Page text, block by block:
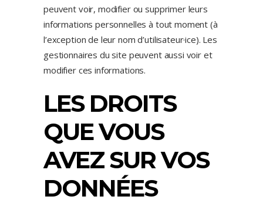
peuvent voir, modifier ou supprimer leurs
informations personnelles à tout moment (à
l’exception de leur nom d’utilisateur·ice). Les
gestionnaires du site peuvent aussi voir et
modifier ces informations.
LES DROITS
QUE VOUS
AVEZ SUR VOS
DONNÉES